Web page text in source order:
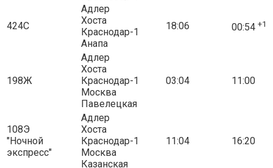
424С
Адлер
Хоста
Краснодар-1
Анапа
18:06 00:54 +1
198Ж
Адлер
Хоста
Краснодар-1
Москва
Павелецкая
03:04 11:00
108Э
"Ночной
экспресс"
Адлер
Хоста
Краснодар-1
Москва
Казанская
11:04 16:20